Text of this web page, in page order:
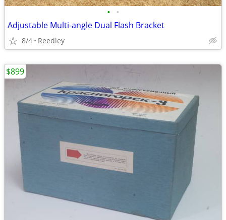
• •
Adjustable Multi-angle Dual Flash Bracket
8/4 Reedley
$899